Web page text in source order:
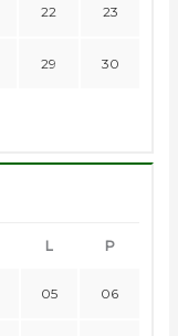
22 23
29 30
L P
05 06